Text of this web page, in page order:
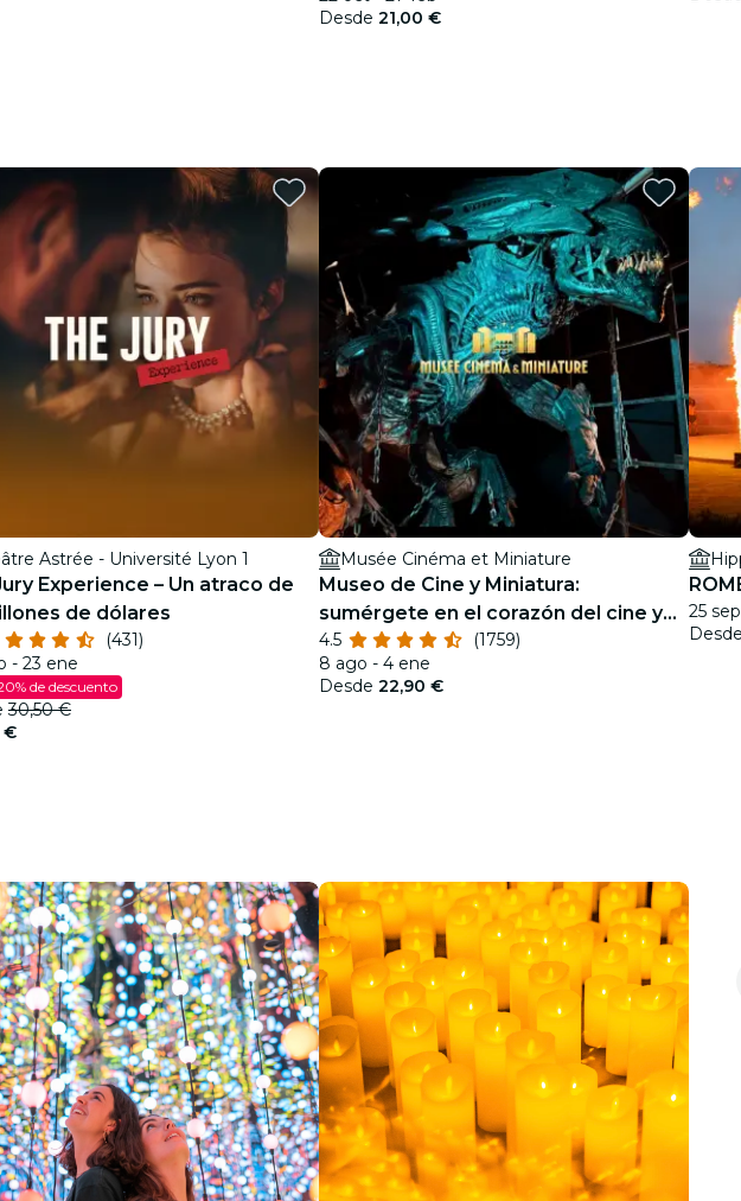
Desde 21,00 €
Astrée - Université Lyon 1
Experience – Un atraco de
de dólares
(431)
- 23 ene
de descuento
30,50 €
€
Musée Cinéma et Miniature
Museo de Cine y Miniatura:
sumérgete en el corazón del cine y
los efectos especiales
4.5
(1759)
8 ago - 4 ene
Desde 22,90 €
25